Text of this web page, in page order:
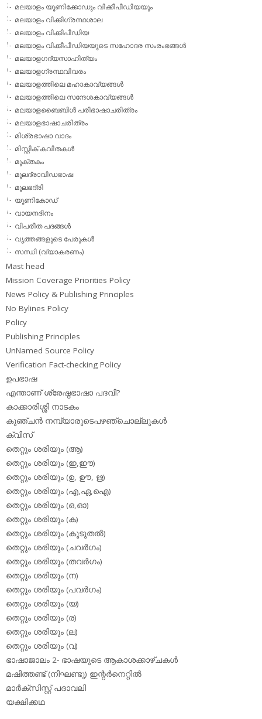
മലയാളം യൂണിക്കോഡും വിക്കീപീഡിയയും
മലയാളം വിക്കിഗ്രന്ഥശാല
മലയാളം വിക്കിപീഡിയ
മലയാളം വിക്കീപീഡിയയുടെ സഹോദര സംരംഭങ്ങള്‍
മലയാളഗദ്യസാഹിത്യം
മലയാളഗ്രന്ഥവിവരം
മലയാളത്തിലെ മഹാകാവ്യങ്ങള്‍
മലയാളത്തിലെ സന്ദേശകാവ്യങ്ങള്‍
മലയാളബൈബിള്‍ പരിഭാഷാചരിത്രം
മലയാളഭാഷാചരിത്രം
മിശ്രഭാഷാ വാദം
മിസ്റ്റിക് കവിതകള്‍
മുക്തകം
മൂലദ്രാവിഡഭാഷ
മൂലഭദ്രി
യൂണികോഡ്
വായനദിനം
വിപരീത പദങ്ങള്‍
വൃത്തങ്ങളുടെ പേരുകള്‍
സന്ധി (വ്യാകരണം)
Mast head
Mission Coverage Priorities Policy
News Policy & Publishing Principles
No Bylines Policy
Policy
Publishing Principles
UnNamed Source Policy
Verification Fact-checking Policy
ഉപഭാഷ
എന്താണ് ശ്രേഷ്ഠഭാഷാ പദവി?
കാക്കാരിശ്ശി നാടകം
കുഞ്ചന്‍ നമ്പ്യാരുടെപഴഞ്ചൊല്ലുകള്‍
ക്വിസ്
തെറ്റും ശരിയും (ആ)
തെറ്റും ശരിയും (ഇ,ഈ)
തെറ്റും ശരിയും (ഉ, ഊ, ഋ)
തെറ്റും ശരിയും (എ,ഏ,ഐ)
തെറ്റും ശരിയും (ഒ,ഓ)
തെറ്റും ശരിയും (ക)
തെറ്റും ശരിയും (കൂടുതല്‍)
തെറ്റും ശരിയും (ചവര്‍ഗം)
തെറ്റും ശരിയും (തവര്‍ഗം)
തെറ്റും ശരിയും (ന)
തെറ്റും ശരിയും (പവര്‍ഗം)
തെറ്റും ശരിയും (യ)
തെറ്റും ശരിയും (ര)
തെറ്റും ശരിയും (ല)
തെറ്റും ശരിയും (വ)
ഭാഷാജാലം 2- ഭാഷയുടെ ആകാശക്കാഴ്ചകള്‍
മഷിത്തണ്ട് (നിഘണ്ടു) ഇന്റര്‍നെറ്റില്‍
മാര്‍ക്‌സിസ്റ്റ് പദാവലി
യക്ഷിക്കഥ